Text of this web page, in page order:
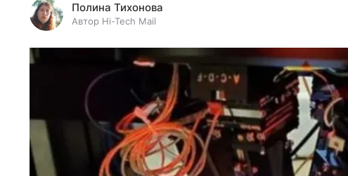
Полина Тихонова
Автор Hi-Tech Mail